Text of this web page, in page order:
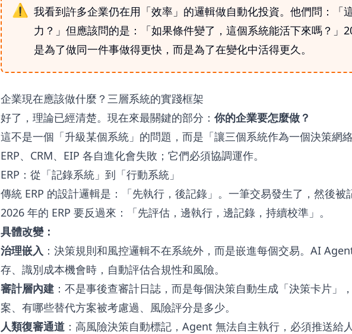
我看到許多企業仍在用「效率」的邏輯做自動化投資。他們問：「
力？」但應該問的是：「如果條件變了，這個系統能活下來嗎？」
是為了做同一件事做得更快，而是為了在變化中活得更久。
企業現在應該做什麼？三層系統的實踐框架
好了，理論已經清楚。現在來最關鍵的部分： 你的企業要怎麼做？
這不是一個「升級某個系統」的問題，而是「讓三個系統作為一個決策網絡
ERP、CRM、EIP 各自進化會失敗；它們必須協調運作。
ERP：從「記錄系統」到「行動系統」
傳統 ERP 的設計邏輯是：「先執行，後記錄」。一筆交易發生了，然後被記
2026 年的 ERP 要反過來：「先評估，邊執行，邊記錄，持續校準」。
具體改變：
治理嵌入 ：決策規則和風控邏輯不在系統外，而是嵌進每個交易。AI
存、識別成本機會時，自動評估合規性和風險。
審計層內建 ：不是事後查審計日誌，而是每個決策自動生成「決策卡片」
案、有哪些替代方案被考慮過、風險評分是多少。
人類復審通道 ：高風險決策自動標記，Agent 無法自主執行，必須推送給